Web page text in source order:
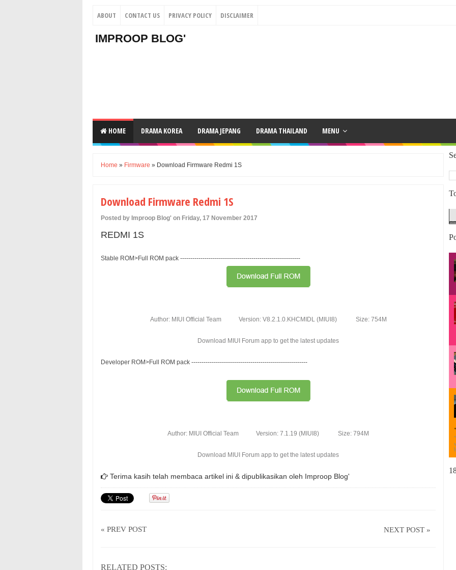
ABOUT CONTACT US PRIVACY POLICY DISCLAIMER
IMPROOP BLOG'
HOME DRAMA KOREA DRAMA JEPANG DRAMA THAILAND MENU
Home » Firmware » Download Firmware Redmi 1S
Download Firmware Redmi 1S
Posted by Improop Blog' on Friday, 17 November 2017
REDMI 1S
Stable ROM>Full ROM pack -----------------------------------------------------------
Author: MIUI Official Team Version: V8.2.1.0.KHCMIDL (MIUI8) Size: 754M
Download MIUI Forum app to get the latest updates
Developer ROM>Full ROM pack ---------------------------------------------------------
Author: MIUI Official Team Version: 7.1.19 (MIUI8) Size: 794M
Download MIUI Forum app to get the latest updates
Terima kasih telah membaca artikel ini & dipublikasikan oleh Improop Blog'
« PREV POST NEXT POST »
RELATED POSTS: